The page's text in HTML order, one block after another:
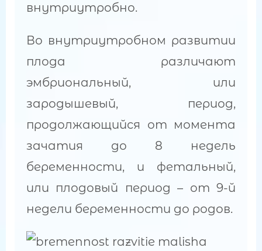
внутриутробно.
Во внутриутробном развитии
плода различают
эмбриональный, или
зародышевый, период,
продолжающийся от момента
зачатия до 8 недель
беременности, и фетальный,
или плодовый период – от 9-й
недели беременности до родов.